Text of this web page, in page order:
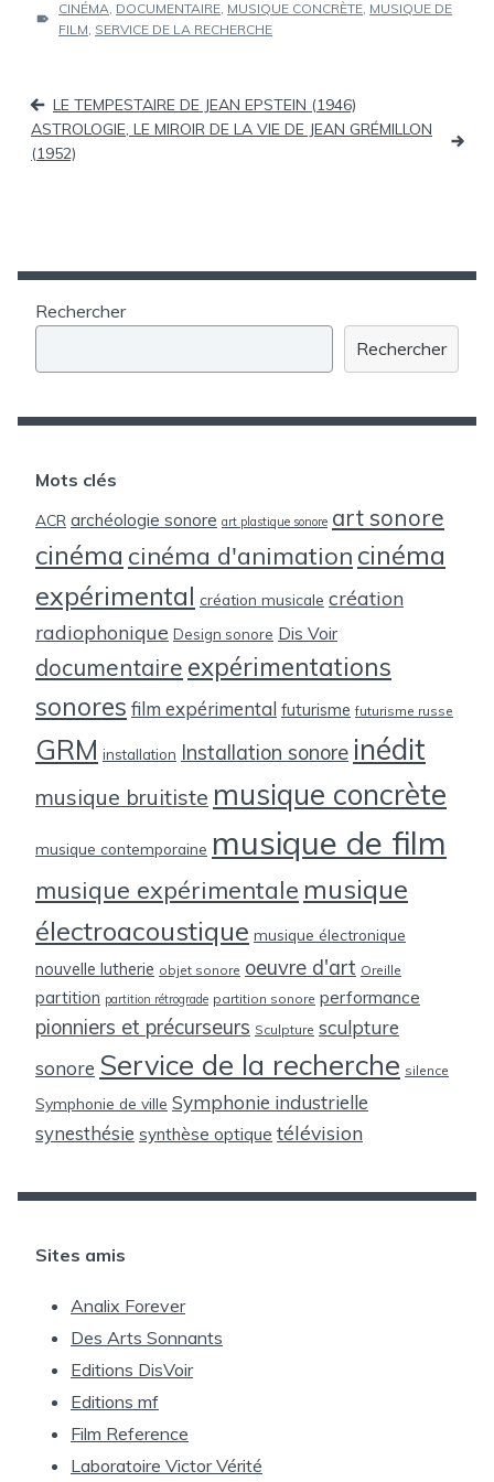
ÉTIQUETTES :
CINÉMA DOCUMENTAIRE MUSIQUE CONCRÈTE MUSIQUE DE
FILM SERVICE DE LA RECHERCHE
Navigation
de
l’article
LE TEMPESTAIRE DE JEAN EPSTEIN (1946)
ASTROLOGIE, LE MIROIR DE LA VIE DE JEAN GRÉMILLON
(1952)
Rechercher
Rechercher
Mots clés
ACR archéologie sonore art plastique sonore art sonore
cinéma cinéma d'animation cinéma
expérimental création musicale création
radiophonique Design sonore Dis Voir
documentaire expérimentations
sonores film expérimental futurisme futurisme russe
GRM installation Installation sonore inédit
musique bruitiste musique concrète
musique contemporaine musique de film
musique expérimentale musique
électroacoustique musique électronique
nouvelle lutherie objet sonore oeuvre d'art Oreille
partition partition rétrograde partition sonore performance
pionniers et précurseurs Sculpture sculpture
sonore Service de la recherche silence
Symphonie de ville Symphonie industrielle
synesthésie synthèse optique télévision
Sites amis
Analix Forever
Des Arts Sonnants
Editions DisVoir
Editions mf
Film Reference
Laboratoire Victor Vérité